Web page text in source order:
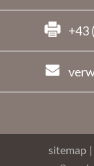
+43
sitemap |